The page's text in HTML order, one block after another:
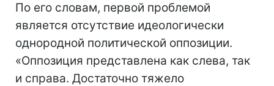
По его словам, первой проблемой
является отсутствие идеологически
однородной политической оппозиции.
«Оппозиция представлена как слева, так
и справа. Достаточно тяжело